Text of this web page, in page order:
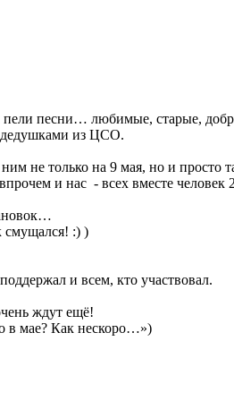
пели песни… любимые, старые,
из ЦСО.
не только на 9 мая, но и просто
и нас - всех вместе человек
:) )
и всем, кто участвовал.
ждут ещё!
в мае? Как нескоро…»)